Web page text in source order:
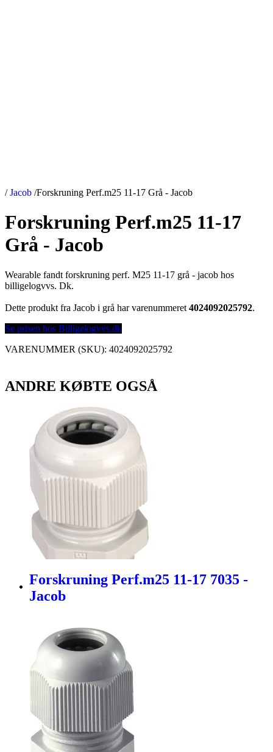
/ Jacob /Forskruning Perf.m25 11-17 Grå - Jacob
Forskruning Perf.m25 11-17
Grå - Jacob
Wearable fandt forskruning perf. M25 11-17 grå - jacob hos
billigelogvvs. Dk.
Dette produkt fra Jacob i grå har varenummeret 4024092025792.
Se prisen hos Billigelogvvs.dk
VARENUMMER (SKU): 4024092025792
ANDRE KØBTE OGSÅ
Forskruning Perf.m25 11-17 7035 -
Jacob